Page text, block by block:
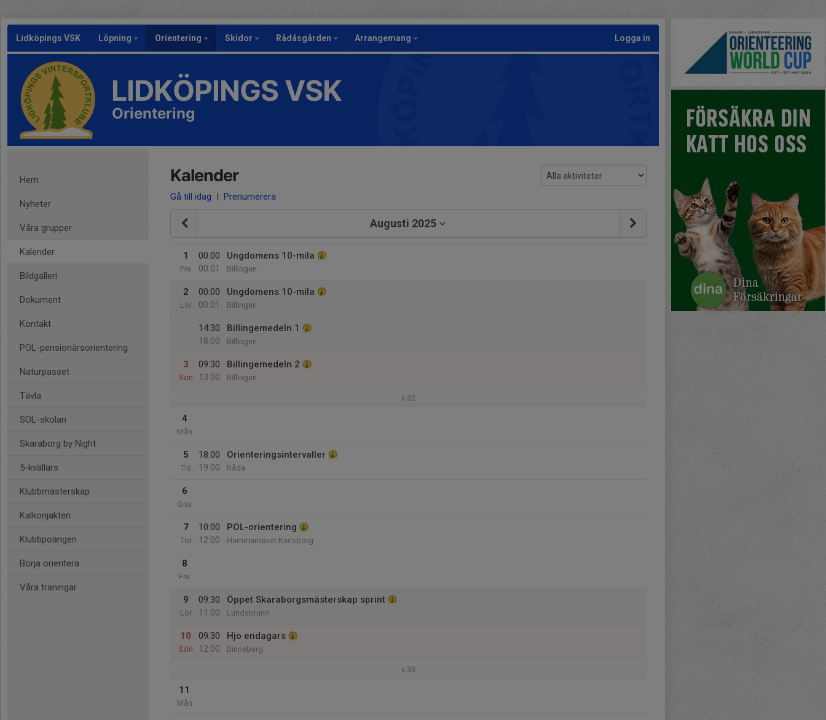
Lidköpings VSK Löpning Orientering Skidor Rådåsgården Arrangemang Logga in
LIDKÖPINGS VSK
Orientering
Hem
Nyheter
Våra grupper
Kalender
Bildgalleri
Dokument
Kontakt
POL-pensionärsorientering
Naturpasset
Tävla
SOL-skolan
Skaraborg by Night
5-kvällars
Klubbmästerskap
Kalkonjakten
Klubbpoängen
Börja orientera
Våra träningar
Kalender
Gå till idag | Prenumerera
Augusti 2025
1
Fre
00:00
00:01
Ungdomens 10-mila
Billingen
2
Lör
00:00
00:01
Ungdomens 10-mila
Billingen
14:30
18:00
Billingemedeln 1
Billingen
3
Sön
09:30
13:00
Billingemedeln 2
Billingen
v.32
4
Mån
5
Tis
18:00
19:00
Orienteringsintervaller
Råda
6
Ons
7
Tor
10:00
12:00
POL-orientering
Hammarnäset Karlsborg
8
Fre
9
Lör
09:30
11:00
Öppet Skaraborgsmästerskap sprint
Lundsbrunn
10
Sön
09:30
12:00
Hjo endagars
Binneberg
v.33
11
Mån